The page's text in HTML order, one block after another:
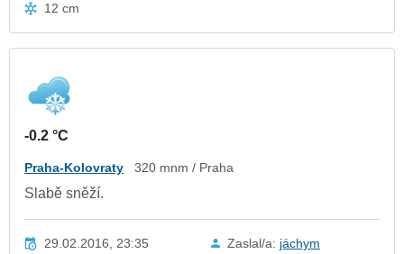
12 cm
-0.2 °C
Praha-Kolovraty 320 mnm / Praha
Slabě sněží.
29.02.2016, 23:35 Zaslal/a: jáchym